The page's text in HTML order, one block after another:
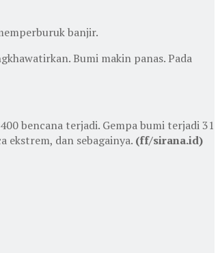
banjir.
Bumi makin panas. Pada
bencana terjadi. Gempa bumi terjadi 31
ekstrem, dan sebagainya. (ff/sirana.id)